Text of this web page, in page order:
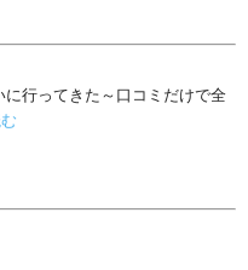
行ってきた～口コミだけで全